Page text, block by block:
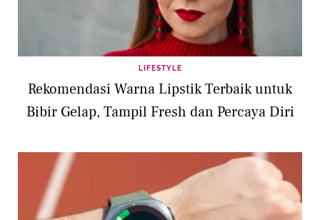
LIFESTYLE
Rekomendasi Warna Lipstik Terbaik untuk
Bibir Gelap, Tampil Fresh dan Percaya Diri